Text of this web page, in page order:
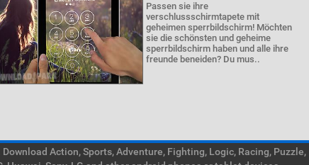
Passen sie ihre
verschlussschirmtapete mit
geheimen sperrbildschirm! Möchten
sie die schönsten und geheime
sperrbildschirm haben und alle ihre
freunde beneiden? Du mus..
Action, Sports, Adventure, Fighting, Logic, Racing, Puzzle,